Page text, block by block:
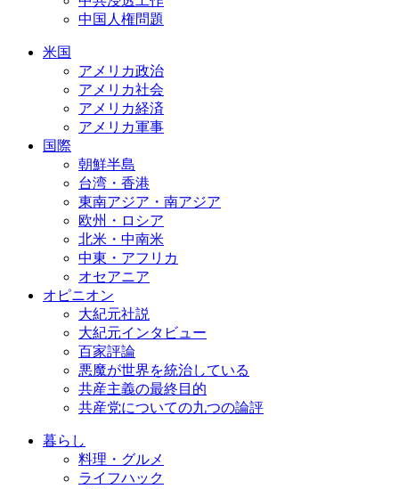
中国人権問題
米国
アメリカ政治
アメリカ社会
アメリカ経済
アメリカ軍事
国際
朝鮮半島
台湾・香港
東南アジア・南アジア
欧州・ロシア
北米・中南米
中東・アフリカ
オセアニア
オピニオン
大紀元社説
大紀元インタビュー
百家評論
悪魔が世界を統治している
共産主義の最終目的
共産党についての九つの論評
暮らし
料理・グルメ
ライフハック